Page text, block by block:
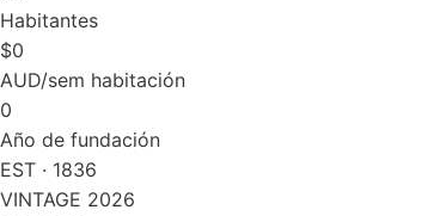
Habitantes
$0
AUD/sem habitación
0
Año de fundación
EST · 1836
VINTAGE 2026